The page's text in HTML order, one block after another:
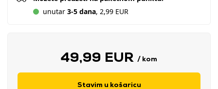
unutar 3-5 dana, 2,99 EUR
49,99 EUR / kom
Stavim u košaricu